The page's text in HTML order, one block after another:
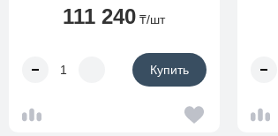
PRINTER WITH DUPLEX,
111 240 ₸/шт
Купить